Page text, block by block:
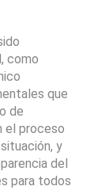
como
que
de
el proceso
y
del
para todos